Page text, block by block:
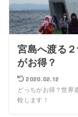
宮島へ渡る
がお得？
2020.02.12
どっちがお得？世界
較します！